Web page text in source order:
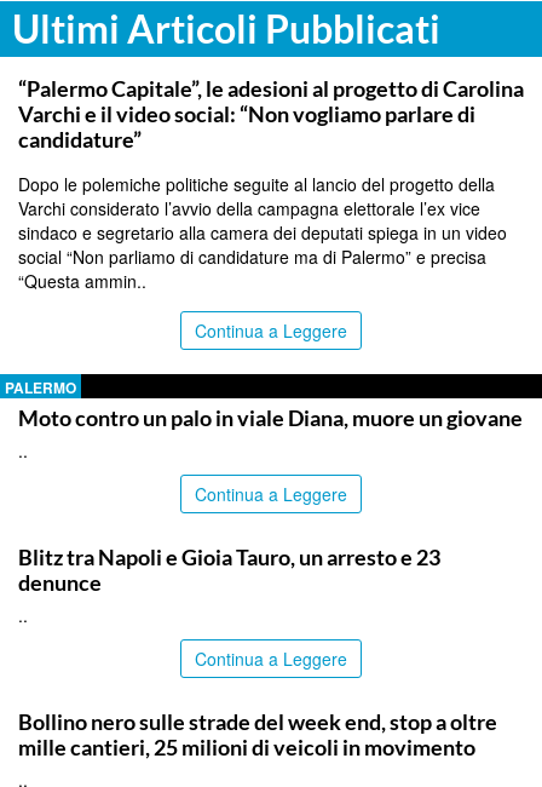
Ultimi Articoli Pubblicati
PALERMO
“Palermo Capitale”, le adesioni al progetto di Carolina
Varchi e il video social: “Non vogliamo parlare di
candidature”
Dopo le polemiche politiche seguite al lancio del progetto della
Varchi considerato l’avvio della campagna elettorale l’ex vice
sindaco e segretario alla camera dei deputati spiega in un video
social “Non parliamo di candidature ma di Palermo” e precisa
“Questa ammin..
Continua a Leggere
PALERMO
Moto contro un palo in viale Diana, muore un giovane
..
Continua a Leggere
Blitz tra Napoli e Gioia Tauro, un arresto e 23
denunce
..
Continua a Leggere
Bollino nero sulle strade del week end, stop a oltre
mille cantieri, 25 milioni di veicoli in movimento
..